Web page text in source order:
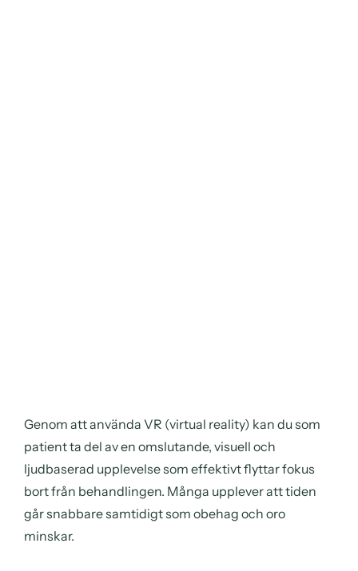
Genom att använda VR (virtual reality) kan du som
patient ta del av en omslutande, visuell och
ljudbaserad upplevelse som effektivt flyttar fokus
bort från behandlingen. Många upplever att tiden
går snabbare samtidigt som obehag och oro
minskar.